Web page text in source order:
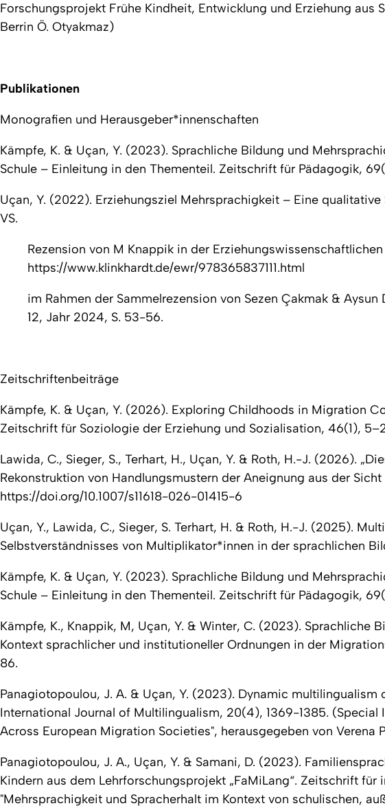
Forschungsprojekt Frühe Kindheit, Entwicklung und Erziehung aus
Berrin Ö. Otyakmaz)
Publikationen
Monografien und Herausgeber*innenschaften
Kämpfe, K. & Uçan, Y. (2023). Sprachliche Bildung und
Schule – Einleitung in den Thementeil. Zeitschrift für Pädagogik, 69
Uçan, Y. (2022). Erziehungsziel Mehrsprachigkeit – Eine
VS.
Rezension von M Knappik in der Erziehungswissenschaftlichen
https://www.klinkhardt.de/ewr/978365837111.html
im Rahmen der Sammelrezension von Sezen Çakmak & Aysun
12, Jahr 2024, S. 53-56.
Zeitschriftenbeiträge
Kämpfe, K. & Uçan, Y. (2026). Exploring Childhoods in Migration
Zeitschrift für Soziologie der Erziehung und Sozialisation, 46(1),
Lawida, C., Sieger, S., Terhart, H., Uçan, Y. & Roth, H.-J. (2026).
Rekonstruktion von Handlungsmustern der Aneignung aus der
https://doi.org/10.1007/s11618-026-01415-6
Uçan, Y., Lawida, C., Sieger, S. Terhart, H. & Roth, H.-J. (2025).
Selbstverständnisses von Multiplikator*innen in der sprachlichen
Kämpfe, K. & Uçan, Y. (2023). Sprachliche Bildung und
Schule – Einleitung in den Thementeil. Zeitschrift für Pädagogik, 69
Kämpfe, K., Knappik, M, Uçan, Y. & Winter, C. (2023).
Kontext sprachlicher und institutioneller Ordnungen in der
86.
Panagiotopoulou, J. A. & Uçan, Y. (2023). Dynamic multilingualism
International Journal of Multilingualism, 20(4), 1369-1385. (Special
Across European Migration Societies", herausgegeben von Verena
Panagiotopoulou, J. A., Uçan, Y. & Samani, D. (2023).
Kindern aus dem Lehrforschungsprojekt „FaMiLang“. Zeitschrift für
"Mehrsprachigkeit und Spracherhalt im Kontext von schulischen,